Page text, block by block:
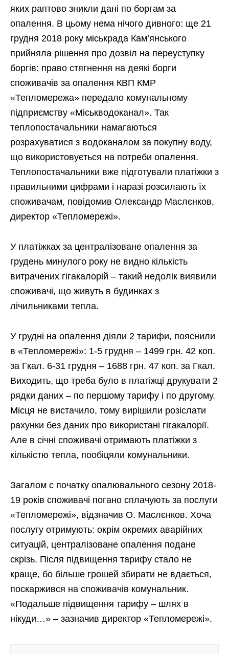
яких раптово зникли дані по боргам за
опалення. В цьому нема нічого дивного: ще 21
грудня 2018 року міськрада Кам’янського
прийняла рішення про дозвіл на переуступку
боргів: право стягнення на деякі борги
споживачів за опалення КВП КМР
«Тепломережа» передало комунальному
підприємству «Міськводоканал». Так
теплопостачальники намагаються
розрахуватися з водоканалом за покупну воду,
що використовується на потреби опалення.
Теплопостачальники вже підготували платіжки з
правильними цифрами і наразі розсилають їх
споживачам, повідомив Олександр Маслєнков,
директор «Тепломережі».
У платіжках за централізоване опалення за
грудень минулого року не видно кількість
витрачених гігакалорій – такий недолік виявили
споживачі, що живуть в будинках з
лічильниками тепла.
У грудні на опалення діяли 2 тарифи, пояснили
в «Тепломережі»: 1-5 грудня – 1499 грн. 42 коп.
за Гкал. 6-31 грудня – 1688 грн. 47 коп. за Гкал.
Виходить, що треба було в платіжці друкувати 2
рядки даних – по першому тарифу і по другому.
Місця не вистачило, тому вирішили розіслати
рахунки без даних про використані гігакалорії.
Але в січні споживачі отримають платіжки з
кількістю тепла, пообіцяли комунальники.
Загалом с початку опалювального сезону 2018-
19 років споживачі погано сплачують за послуги
«Тепломережі», відзначив О. Маслєнков. Хоча
послугу отримують: окрім окремих аварійних
ситуацій, централізоване опалення подане
скрізь. Після підвищення тарифу стало не
краще, бо більше грошей збирати не вдається,
поскаржився на споживачів комунальник.
«Подальше підвищення тарифу – шлях в
нікуди…» – зазначив директор «Тепломережі».